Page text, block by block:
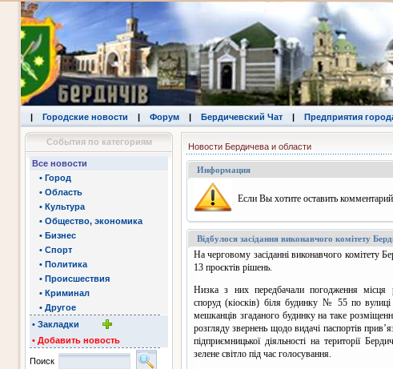
| Городские новости | Форум | Бердичевский Чат | Предприятия
События по категориям
Все новости
• Город
• Область
• Культура
• Общество, экономика
• Бизнес
• Спорт
• Политика
• Происшествия
• Криминал
• Другое
• Закладки
• Добавить новость
Поиск
Новости Бердичева и области
Информация
Eсли Вы хотите оставить
Відбулося засідання виконавчого комітету
На черговому засіданні виконавчого комітету
13 проєктів рішень.
Низка з них передбачали погодження місця
споруд (кіосків) біля будинку № 55 по
мешканців згаданого будинку на таке
розгляду звернень щодо видачі паспортів
підприємницької діяльності на території
зелене світло під час голосування.